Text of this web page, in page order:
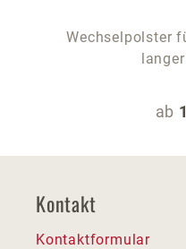
Wechselpolster
ab
Kontakt
Kontaktformular